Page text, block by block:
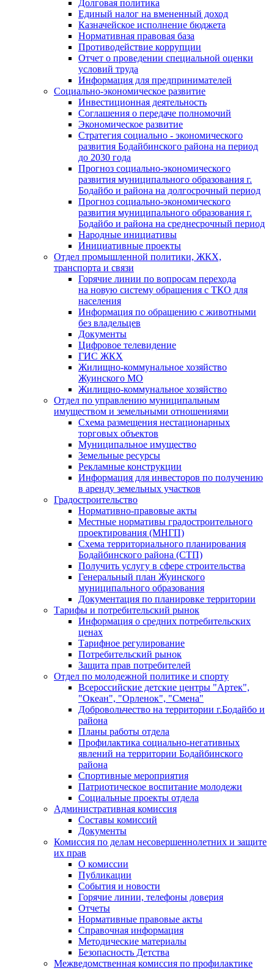
Долговая политика
Единый налог на вмененный доход
Казначейское исполнение бюджета
Нормативная правовая база
Противодействие коррупции
Отчет о проведении специальной оценки
условий труда
Информация для предпринимателей
Социально-экономическое развитие
Инвестиционная деятельность
Соглашения о передаче полномочий
Экономическое развитие
Стратегия социально - экономического
развития Бодайбинского района на период
до 2030 года
Прогноз социально-экономического
развития муниципального образования г.
Бодайбо и района на долгосрочный период
Прогноз социально-экономического
развития муниципального образования г.
Бодайбо и района на среднесрочный период
Народные инициативы
Инициативные проекты
Отдел промышленной политики, ЖКХ,
транспорта и связи
Горячие линии по вопросам перехода
на новую систему обращения с ТКО для
населения
Информация по обращению с животными
без владельцев
Документы
Цифровое телевидение
ГИС ЖКХ
Жилищно-коммунальное хозяйство
Жуинского МО
Жилищно-коммунальное хозяйство
Отдел по управлению муниципальным
имуществом и земельными отношениями
Схема размещения нестационарных
торговых объектов
Муниципальное имущество
Земельные ресурсы
Рекламные конструкции
Информация для инвесторов по получению
в аренду земельных участков
Градостроительство
Нормативно-правовые акты
Местные нормативы градостроительного
проектирования (МНГП)
Схема территориального планирования
Бодайбинского района (СТП)
Получить услугу в сфере строительства
Генеральный план Жуинского
муниципального образования
Документация по планировке территории
Тарифы и потребительский рынок
Информация о средних потребительских
ценах
Тарифное регулирование
Потребительский рынок
Защита прав потребителей
Отдел по молодежной политике и спорту
Всероссийские детские центры "Артек",
"Океан", "Орленок", "Смена"
Добровольчество на территории г.Бодайбо и
района
Планы работы отдела
Профилактика социально-негативных
явлений на территории Бодайбинского
района
Спортивные мероприятия
Патриотическое воспитание молодежи
Социальные проекты отдела
Административная комиссия
Составы комиссий
Документы
Комиссия по делам несовершеннолетних и защите
их прав
О комиссии
Публикации
События и новости
Горячие линии, телефоны доверия
Отчеты
Нормативные правовые акты
Справочная информация
Методические материалы
Безопасность Детства
Межведомственная комиссия по профилактике